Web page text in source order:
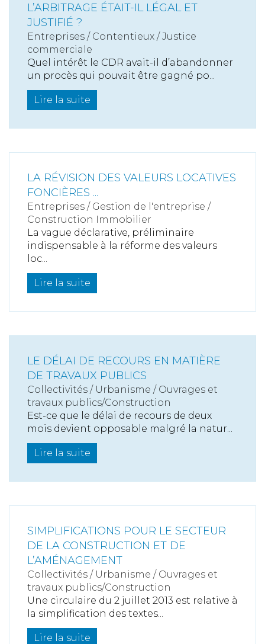
L’ARBITRAGE ÉTAIT-IL LÉGAL ET
JUSTIFIÉ ?
Entreprises / Contentieux /Justice
commerciale
Quel intérêt le CDR avait-il d’abandonner
un procès qui pouvait être gagné po...
Lire la suite
LA RÉVISION DES VALEURS LOCATIVES
FONCIÈRES ...
Entreprises / Gestion de l'entreprise /
Construction Immobilier
La vague déclarative, préliminaire
indispensable à la réforme des valeurs
loc...
Lire la suite
LE DÉLAI DE RECOURS EN MATIÈRE
DE TRAVAUX PUBLICS
Collectivités / Urbanisme / Ouvrages et
travaux publics/Construction
Est-ce que le délai de recours de deux
mois devient opposable malgré la natur...
Lire la suite
SIMPLIFICATIONS POUR LE SECTEUR
DE LA CONSTRUCTION ET DE
L’AMÉNAGEMENT
Collectivités / Urbanisme / Ouvrages et
travaux publics/Construction
Une circulaire du 2 juillet 2013 est relative à
la simplification des textes...
Lire la suite